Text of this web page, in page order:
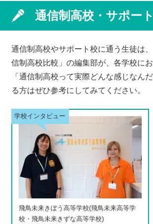
通信制高校・サポー
通信制高校やサポート校に通う生徒は
信制高校比較」の編集部が、各学校に
「通信制高校って実際どんな感じな
る方はぜひ参考にしてみてください。
飛鳥未来きぼう高等学校(飛鳥未来高等学
校・飛鳥未来きずな高等学校)